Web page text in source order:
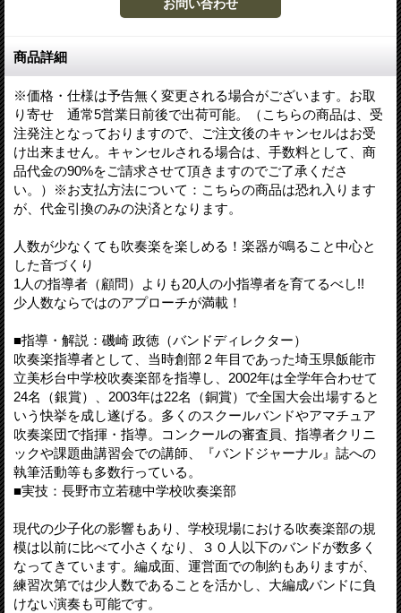
商品詳細
※価格・仕様は予告無く変更される場合がございます。お取
り寄せ 通常5営業日前後で出荷可能。（こちらの商品は、受
注発注となっておりますので、ご注文後のキャンセルはお受
け出来ません。キャンセルされる場合は、手数料として、商
品代金の90%をご請求させて頂きますのでご了承くださ
い。）※お支払方法について：こちらの商品は恐れ入ります
が、代金引換のみの決済となります。
人数が少なくても吹奏楽を楽しめる！楽器が鳴ること中心と
した音づくり
1人の指導者（顧問）よりも20人の小指導者を育てるべし!!
少人数ならではのアプローチが満載！
■指導・解説：磯崎 政徳（バンドディレクター）
吹奏楽指導者として、当時創部２年目であった埼玉県飯能市
立美杉台中学校吹奏楽部を指導し、2002年は全学年合わせて
24名（銀賞）、2003年は22名（銅賞）で全国大会出場すると
いう快挙を成し遂げる。多くのスクールバンドやアマチュア
吹奏楽団で指揮・指導。コンクールの審査員、指導者クリニ
ックや課題曲講習会での講師、『バンドジャーナル』誌への
執筆活動等も多数行っている。
■実技：長野市立若穂中学校吹奏楽部
現代の少子化の影響もあり、学校現場における吹奏楽部の規
模は以前に比べて小さくなり、３０人以下のバンドが数多く
なってきています。編成面、運営面での制約もありますが、
練習次第では少人数であることを活かし、大編成バンドに負
けない演奏も可能です。